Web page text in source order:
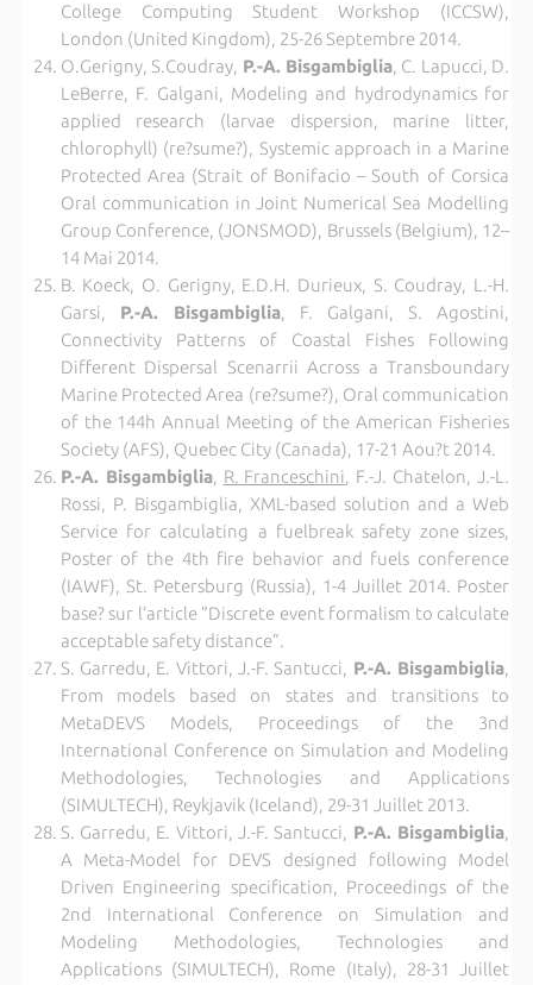
College Computing Student Workshop (ICCSW),
London (United Kingdom), 25-26 Septembre 2014.
O.Gerigny, S.Coudray, P.-A. Bisgambiglia, C. Lapucci, D.
LeBerre, F. Galgani, Modeling and hydrodynamics for
applied research (larvae dispersion, marine litter,
chlorophyll) (re?sume?), Systemic approach in a Marine
Protected Area (Strait of Bonifacio – South of Corsica
Oral communication in Joint Numerical Sea Modelling
Group Conference, (JONSMOD), Brussels (Belgium), 12–
14 Mai 2014.
B. Koeck, O. Gerigny, E.D.H. Durieux, S. Coudray, L.-H.
Garsi, P.-A. Bisgambiglia, F. Galgani, S. Agostini,
Connectivity Patterns of Coastal Fishes Following
Different Dispersal Scenarrii Across a Transboundary
Marine Protected Area (re?sume?), Oral communication
of the 144h Annual Meeting of the American Fisheries
Society (AFS), Quebec City (Canada), 17-21 Aou?t 2014.
P.-A. Bisgambiglia, R. Franceschini, F.-J. Chatelon, J.-L.
Rossi, P. Bisgambiglia, XML-based solution and a Web
Service for calculating a fuelbreak safety zone sizes,
Poster of the 4th fire behavior and fuels conference
(IAWF), St. Petersburg (Russia), 1-4 Juillet 2014. Poster
base? sur l’article ”Discrete event formalism to calculate
acceptable safety distance”.
S. Garredu, E. Vittori, J.-F. Santucci, P.-A. Bisgambiglia,
From models based on states and transitions to
MetaDEVS Models, Proceedings of the 3nd
International Conference on Simulation and Modeling
Methodologies, Technologies and Applications
(SIMULTECH), Reykjavik (Iceland), 29-31 Juillet 2013.
S. Garredu, E. Vittori, J.-F. Santucci, P.-A. Bisgambiglia,
A Meta-Model for DEVS designed following Model
Driven Engineering specification, Proceedings of the
2nd International Conference on Simulation and
Modeling Methodologies, Technologies and
Applications (SIMULTECH), Rome (Italy), 28-31 Juillet